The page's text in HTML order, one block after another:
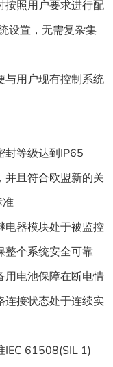
按照用户要求进行配
设置，无需复杂集
与用户现有控制系统
封等级达到IP65
且符合欧盟新的关
准
电器模块处于被监控
整个系统安全可靠
用电池保障在断电情
连接状态处于连续实
IEC 61508(SIL 1)